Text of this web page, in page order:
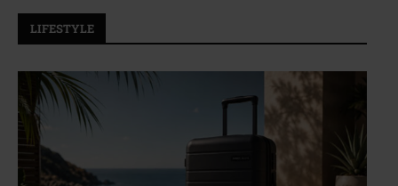
LIFESTYLE